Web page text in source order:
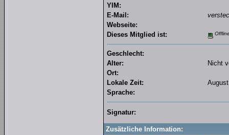
YIM:
E-Mail:
Webseite:
Dieses Mitglied ist:
Geschlecht:
Alter:
Nicht
Ort:
Lokale Zeit:
Sprache:
Signatur:
Zusätzliche Information: